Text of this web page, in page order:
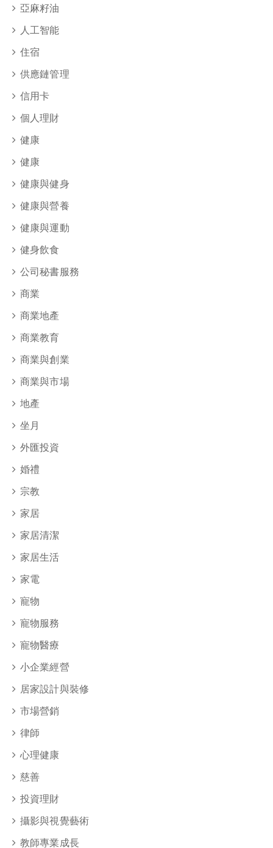
亞麻籽油
人工智能
住宿
供應鏈管理
信用卡
個人理財
健康
健康
健康與健身
健康與營養
健康與運動
健身飲食
公司秘書服務
商業
商業地產
商業教育
商業與創業
商業與市場
地產
坐月
外匯投資
婚禮
宗教
家居
家居清潔
家居生活
家電
寵物
寵物服務
寵物醫療
小企業經營
居家設計與裝修
市場營銷
律師
心理健康
慈善
投資理財
攝影與視覺藝術
教師專業成長